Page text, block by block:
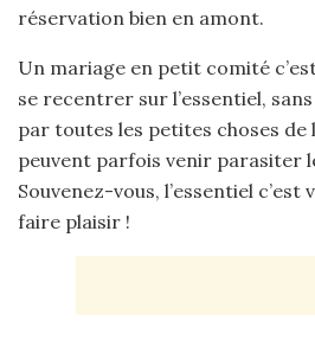
réservation bien en amont.
Un mariage en petit comité
se recentrer sur l’essentiel,
par toutes les petites choses de
peuvent parfois venir parasiter
Souvenez-vous, l’essentiel c’est
faire plaisir !